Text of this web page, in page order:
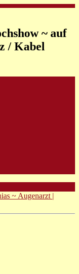
~ auf
/ Kabel
~ Augenarzt |